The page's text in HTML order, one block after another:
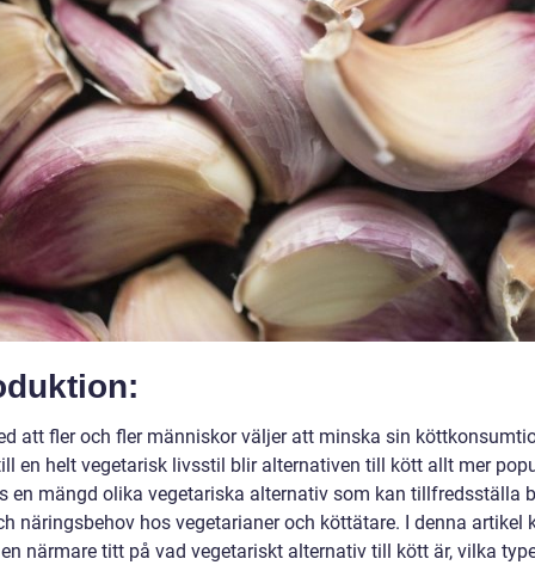
att fler och fler människor väljer att minska sin
en helt vegetarisk livsstil blir alternativen till kött allt mer
en mängd olika vegetariska alternativ som kan tillfredsställa
näringsbehov hos vegetarianer och köttätare. I denna artikel
närmare titt på vad vegetariskt alternativ till kött är, vilka